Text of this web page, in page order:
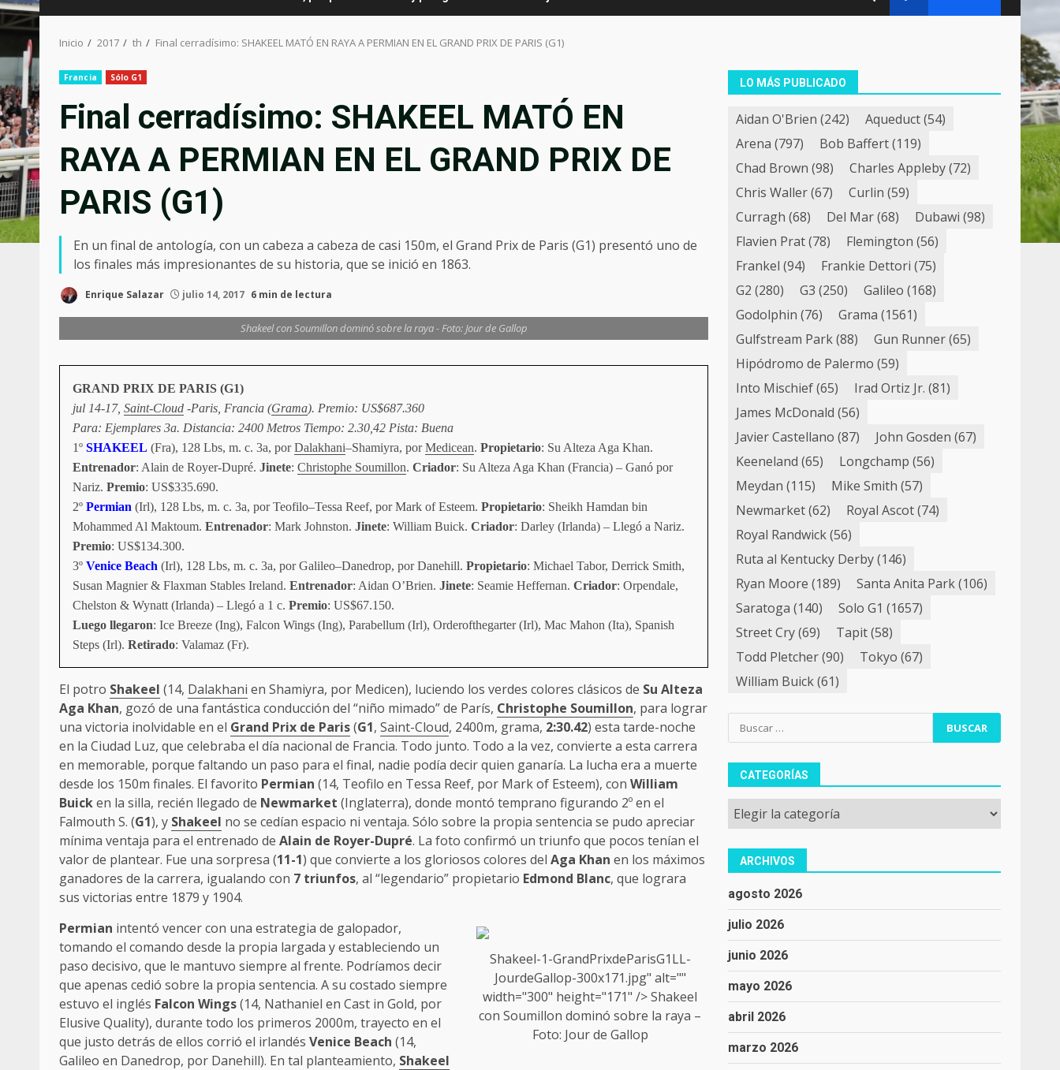
Inicio 2017 th Final cerradísimo: SHAKEEL MATÓ EN RAYA A PERMIAN EN EL GRAND PRIX DE PARIS (G1)
Francia Sólo G1
Final cerradísimo: SHAKEEL MATÓ EN
RAYA A PERMIAN EN EL GRAND PRIX DE
PARIS (G1)
En un final de antología, con un cabeza a cabeza de casi 150m, el Grand Prix de Paris (G1) presentó uno de
los finales más impresionantes de su historia, que se inició en 1863.
Enrique Salazar julio 14, 2017 6 min de lectura
Shakeel con Soumillon dominó sobre la raya - Foto: Jour de Gallop
GRAND PRIX DE PARIS (G1)
jul 14-17, Saint-Cloud -Paris, Francia (Grama). Premio: US$687.360
Para: Ejemplares 3a. Distancia: 2400 Metros Tiempo: 2.30,42 Pista: Buena
1º SHAKEEL (Fra), 128 Lbs, m. c. 3a, porDalakhani–Shamiyra, porMedicean. Propietario: Su Alteza Aga Khan.
Entrenador: Alain de Royer-Dupré. Jinete: Christophe Soumillon. Criador: Su Alteza Aga Khan (Francia) – Ganó por
Nariz. Premio: US$335.690.
2º Permian (Irl), 128 Lbs, m. c. 3a, por Teofilo–Tessa Reef, por Mark of Esteem. Propietario: Sheikh Hamdan bin
Mohammed Al Maktoum. Entrenador: Mark Johnston. Jinete: William Buick. Criador: Darley (Irlanda) – Llegó a Nariz.
Premio: US$134.300.
3º Venice Beach (Irl), 128 Lbs, m. c. 3a, por Galileo–Danedrop, por Danehill. Propietario: Michael Tabor, Derrick Smith,
Susan Magnier & Flaxman Stables Ireland. Entrenador: Aidan O’Brien. Jinete: Seamie Heffernan. Criador: Orpendale,
Chelston & Wynatt (Irlanda) – Llegó a 1 c. Premio: US$67.150.
Luego llegaron: Ice Breeze (Ing), Falcon Wings (Ing), Parabellum (Irl), Orderofthegarter (Irl), Mac Mahon (Ita), Spanish
Steps (Irl). Retirado: Valamaz (Fr).
El potro Shakeel (14, Dalakhani en Shamiyra, por Medicen), luciendo los verdes colores clásicos de Su Alteza
Aga Khan, gozó de una fantástica conducción del “niño mimado” de París, Christophe Soumillon, para lograr
una victoria inolvidable en el Grand Prix de Paris(G1, Saint-Cloud, 2400m, grama, 2:30.42) esta tarde-noche
en la Ciudad Luz, que celebraba el día nacional de Francia. Todo junto. Todo a la vez, convierte a esta carrera
en memorable, porque faltando un paso para el final, nadie podía decir quien ganaría. La lucha era a muerte
desde los 150m finales. El favorito Permian (14, Teofilo en Tessa Reef, por Mark of Esteem), con William
Buicken la silla, recién llegado de Newmarket (Inglaterra), donde montó temprano figurando 2º en el
Falmouth S. (G1), y Shakeel no se cedían espacio ni ventaja. Sólo sobre la propia sentencia se pudo apreciar
mínima ventaja para el entrenado de Alain de Royer-Dupré. La foto confirmó un triunfo que pocos tenían el
valor de plantear. Fue una sorpresa (11-1) que convierte a los gloriosos colores del Aga Khan en los máximos
ganadores de la carrera, igualando con 7 triunfos, al “legendario” propietario Edmond Blanc, que lograra
sus victorias entre 1879 y 1904.
Shakeel-1-GrandPrixdeParisG1LL-
JourdeGallop-300x171.jpg" alt=""
width="300" height="171" />Shakeel
con Soumillon dominó sobre la raya –
Foto: Jour de Gallop
Permian intentó vencer con una estrategia de galopador,
tomando el comando desde la propia largada y estableciendo un
paso decisivo, que le mantuvo siempre al frente. Podríamos decir
que apenas cedió sobre la propia sentencia. A su costado siempre
estuvo el inglés Falcon Wings(14, Nathaniel en Cast in Gold, por
Elusive Quality), durante todo los primeros 2000m, trayecto en el
que justo detrás de ellos corrió el irlandés Venice Beach (14,
Galileo en Danedrop, por Danehill). En tal planteamiento, Shakeel
LO MÁS PUBLICADO
Aidan O'Brien (242) Aqueduct(54)
Arena (797) Bob Baffert(119)
Chad Brown (98) Charles Appleby(72)
Chris Waller(67) Curlin (59)
Curragh (68) Del Mar(68) Dubawi (98)
Flavien Prat(78) Flemington (56)
Frankel (94) Frankie Dettori (75)
G2 (280) G3 (250) Galileo (168)
Godolphin (76) Grama (1561)
Gulfstream Park(88) Gun Runner(65)
Hipódromo de Palermo (59)
Into Mischief(65) Irad Ortiz Jr. (81)
James McDonald (56)
Javier Castellano (87) John Gosden (67)
Keeneland (65) Longchamp (56)
Meydan (115) Mike Smith (57)
Newmarket(62) Royal Ascot(74)
Royal Randwick(56)
Ruta al Kentucky Derby(146)
Ryan Moore (189) Santa Anita Park(106)
Saratoga (140) Solo G1 (1657)
Street Cry(69) Tapit(58)
Todd Pletcher(90) Tokyo (67)
William Buick(61)
Buscar:
CATEGORÍAS
Categorías
ARCHIVOS
agosto 2026
julio 2026
junio 2026
mayo 2026
abril 2026
marzo 2026